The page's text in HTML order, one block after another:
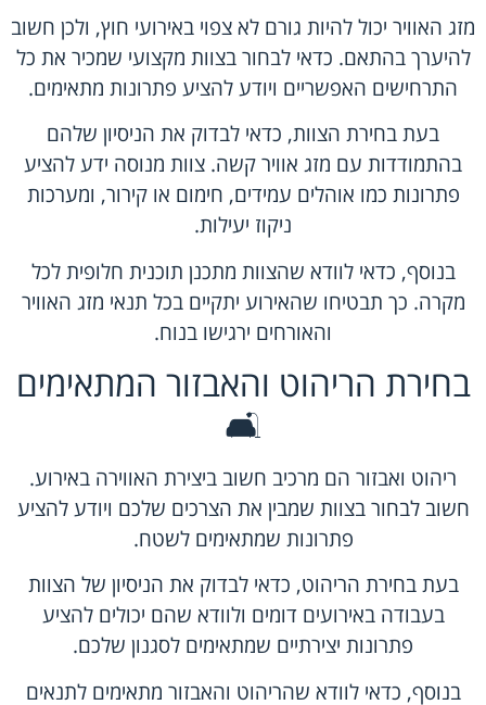
מזג האוויר יכול להיות גורם לא צפוי באירועי חוץ, ולכן חשוב
להיערך בהתאם. כדאי לבחור בצוות מקצועי שמכיר את כל
התרחישים האפשריים ויודע להציע פתרונות מתאימים.
בעת בחירת הצוות, כדאי לבדוק את הניסיון שלהם
בהתמודדות עם מזג אוויר קשה. צוות מנוסה ידע להציע
פתרונות כמו אוהלים עמידים, חימום או קירור, ומערכות
ניקוז יעילות.
בנוסף, כדאי לוודא שהצוות מתכנן תוכנית חלופית לכל
מקרה. כך תבטיחו שהאירוע יתקיים בכל תנאי מזג האוויר
והאורחים ירגישו בנוח.
בחירת הריהוט והאבזור המתאימים
🛋️
ריהוט ואבזור הם מרכיב חשוב ביצירת האווירה באירוע.
חשוב לבחור בצוות שמבין את הצרכים שלכם ויודע להציע
פתרונות שמתאימים לשטח.
בעת בחירת הריהוט, כדאי לבדוק את הניסיון של הצוות
בעבודה באירועים דומים ולוודא שהם יכולים להציע
פתרונות יצירתיים שמתאימים לסגנון שלכם.
בנוסף, כדאי לוודא שהריהוט והאבזור מתאימים לתנאים